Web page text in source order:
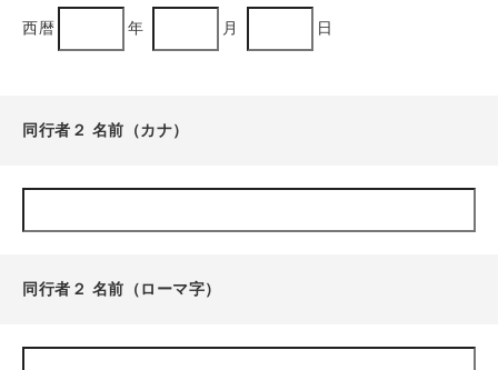
西暦 年 月 日
同行者２ 名前（カナ）
同行者２ 名前（ローマ字）